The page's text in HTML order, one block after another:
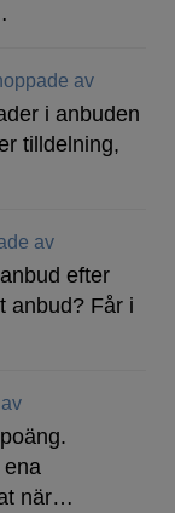
av
i anbuden
tilldelning,
av
efter
anbud? Får i
ena
när…